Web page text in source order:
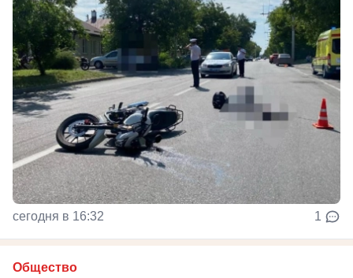
сегодня в 16:32 1
Общество